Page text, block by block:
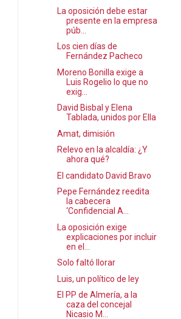
La oposición debe estar
presente en la empresa
púb...
Los cien días de
Fernández Pacheco
Moreno Bonilla exige a
Luis Rogelio lo que no
exig...
David Bisbal y Elena
Tablada, unidos por Ella
Amat, dimisión
Relevo en la alcaldía: ¿Y
ahora qué?
El candidato David Bravo
Pepe Fernández reedita
la cabecera
‘Confidencial A...
La oposición exige
explicaciones por incluir
en el...
Solo faltó llorar
Luis, un político de ley
El PP de Almería, a la
caza del concejal
Nicasio M...